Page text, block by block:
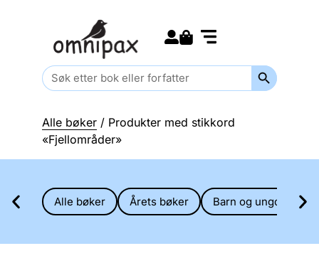
Search
for:
Search
Alle bøker / Produkter med stikkord
«Fjellområder»
Alle bøker Årets bøker Barn og ungdom